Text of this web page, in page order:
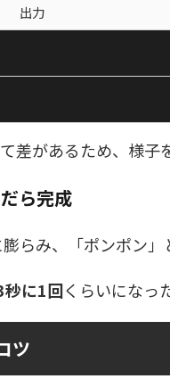
出力
差があるため、様子
ら完成
らみ、「ポンポン」
秒に1回くらいになっ
ツ